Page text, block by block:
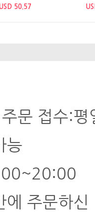
50.57
주문 접수:
능
에 주문하